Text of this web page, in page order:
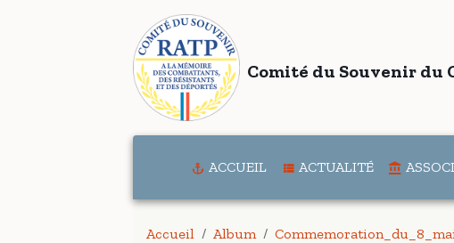
Comité du Souvenir du
ACCUEIL ACTUALITÉ
Accueil Album